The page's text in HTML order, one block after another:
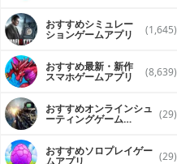
おすすめシミュレー
ションゲームアプリ (1,645)
おすすめ最新・新作
スマホゲームアプリ (8,639)
おすすめオンラインシュ
ーティングゲーム (29)
おすすめソロプレイゲー
ムアプリ (29)